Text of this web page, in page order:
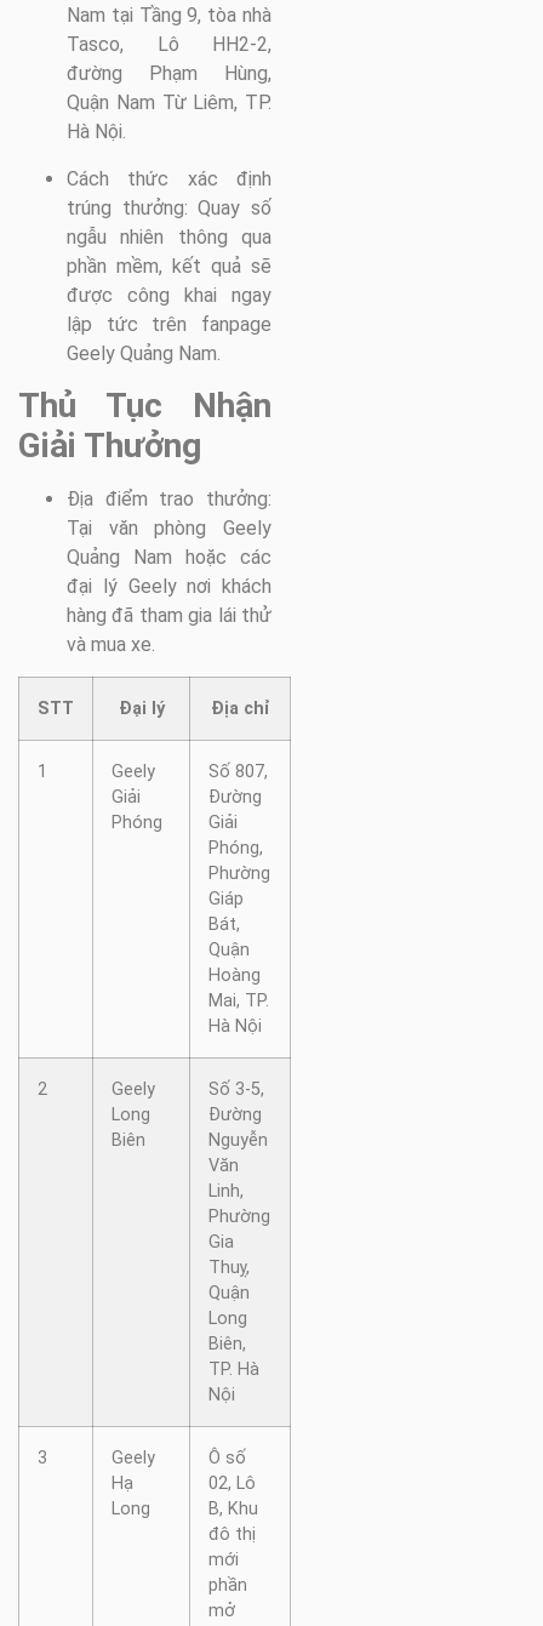
Nam tại Tầng 9, tòa nhà
Tasco, Lô HH2-2,
đường Phạm Hùng,
Quận Nam Từ Liêm, TP.
Hà Nội.
Cách thức xác định
trúng thưởng: Quay số
ngẫu nhiên thông qua
phần mềm, kết quả sẽ
được công khai ngay
lập tức trên fanpage
Geely Quảng Nam.
Thủ Tục Nhận
Giải Thưởng
Địa điểm trao thưởng:
Tại văn phòng Geely
Quảng Nam hoặc các
đại lý Geely nơi khách
hàng đã tham gia lái thử
và mua xe.
STT Đại lý Địa chỉ
1
Geely
Giải
Phóng
Số 807,
Đường
Giải
Phóng,
Phường
Giáp
Bát,
Quận
Hoàng
Mai, TP.
Hà Nội
2
Geely
Long
Biên
Số 3-5,
Đường
Nguyễn
Văn
Linh,
Phường
Gia
Thuỵ,
Quận
Long
Biên,
TP. Hà
Nội
3
Geely
Hạ
Long
Ô số
02, Lô
B, Khu
đô thị
mới
phần
mở